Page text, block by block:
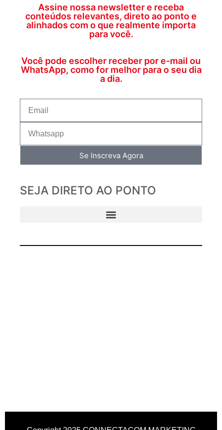
Assine nossa newsletter e receba
conteúdos relevantes, direto ao ponto e
alinhados com o que realmente importa
para você.
Você pode escolher receber por e-mail ou
WhatsApp, como for melhor para o seu dia
a dia.
Se Inscreva Agora
SEJA DIRETO AO PONTO